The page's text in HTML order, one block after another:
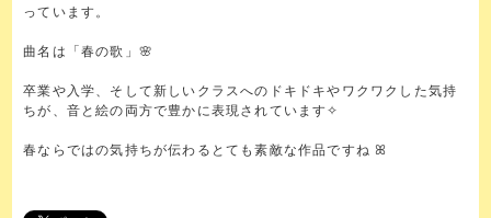
っています。
曲名は「春の歌」🌸
卒業や入学、そして新しいクラスへのドキドキやワクワクした気持
ちが、音と絵の両方で豊かに表現されています✧
春ならではの気持ちが伝わるとても素敵な作品ですね ꕤ